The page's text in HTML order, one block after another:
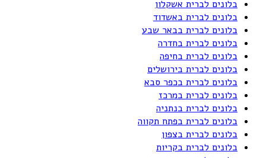
בלונים לברית אשקלון
בלונים לברית באשדוד
בלונים לברית בבאר שבע
בלונים לברית בחדרה
בלונים לברית בחיפה
בלונים לברית בירושלים
בלונים לברית בכפר סבא
בלונים לברית במרכז
בלונים לברית בנתניה
בלונים לברית בפתח תקווה
בלונים לברית בצפון
בלונים לברית בקריות